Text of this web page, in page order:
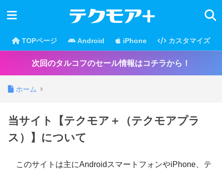
TOPページ Android iPhone カスタマイズ
次回のタルコフのセール情報はコチラから！
ホーム
当サイト【テクモア＋（テクモアプラ
ス）】について
このサイトは主にAndroidスマートフォンやiPhone、テ